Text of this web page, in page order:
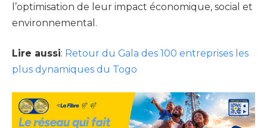
l’optimisation de leur impact économique, social et
environnemental.
Lire aussi: Retour du Gala des 100 entreprises les
plus dynamiques du Togo